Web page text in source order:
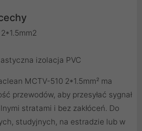
izolacja PVC
MCTV-510 2*1.5mm² ma
przewodów, aby przesyłać sygnał
stratami i bez zakłóceń. Do
studyjnych, na estradzie lub w